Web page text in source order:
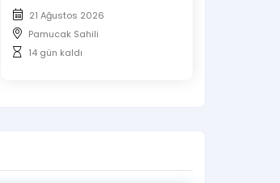
21 Ağustos 2026
Pamucak Sahili
14 gün kaldı